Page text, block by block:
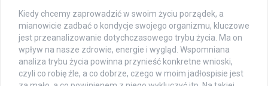
Kiedy chcemy zaprowadzić w swoim życiu porządek, a
mianowicie zadbać o kondycje swojego organizmu, kluczowe
jest przeanalizowanie dotychczasowego trybu życia. Ma on
wpływ na nasze zdrowie, energie i wygląd. Wspomniana
analiza trybu życia powinna przynieść konkretne wnioski,
czyli co robię źle, a co dobrze, czego w moim jadłospisie jest